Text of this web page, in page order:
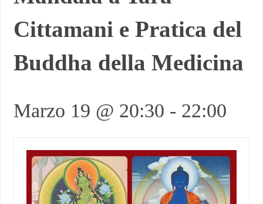
Cittamani e Pratica del
Buddha della Medicina
Marzo 19 @ 20:30 - 22:00